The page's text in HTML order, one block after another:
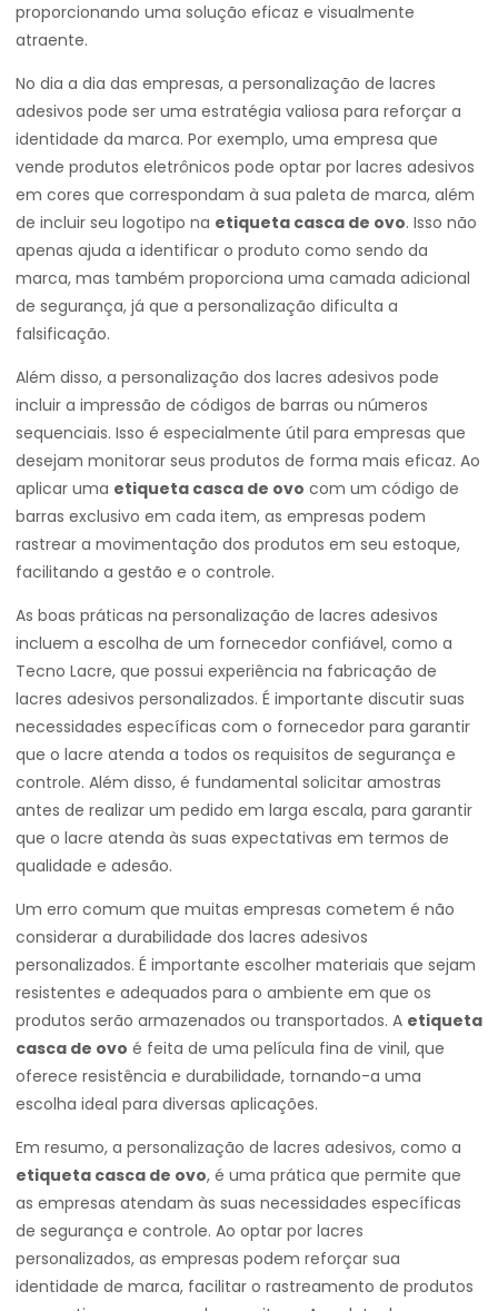
proporcionando uma solução eficaz e visualmente
atraente.
No dia a dia das empresas, a personalização de lacres
adesivos pode ser uma estratégia valiosa para reforçar a
identidade da marca. Por exemplo, uma empresa que
vende produtos eletrônicos pode optar por lacres adesivos
em cores que correspondam à sua paleta de marca, além
de incluir seu logotipo na etiqueta casca de ovo. Isso não
apenas ajuda a identificar o produto como sendo da
marca, mas também proporciona uma camada adicional
de segurança, já que a personalização dificulta a
falsificação.
Além disso, a personalização dos lacres adesivos pode
incluir a impressão de códigos de barras ou números
sequenciais. Isso é especialmente útil para empresas que
desejam monitorar seus produtos de forma mais eficaz. Ao
aplicar uma etiqueta casca de ovo com um código de
barras exclusivo em cada item, as empresas podem
rastrear a movimentação dos produtos em seu estoque,
facilitando a gestão e o controle.
As boas práticas na personalização de lacres adesivos
incluem a escolha de um fornecedor confiável, como a
Tecno Lacre, que possui experiência na fabricação de
lacres adesivos personalizados. É importante discutir suas
necessidades específicas com o fornecedor para garantir
que o lacre atenda a todos os requisitos de segurança e
controle. Além disso, é fundamental solicitar amostras
antes de realizar um pedido em larga escala, para garantir
que o lacre atenda às suas expectativas em termos de
qualidade e adesão.
Um erro comum que muitas empresas cometem é não
considerar a durabilidade dos lacres adesivos
personalizados. É importante escolher materiais que sejam
resistentes e adequados para o ambiente em que os
produtos serão armazenados ou transportados. A etiqueta
casca de ovo é feita de uma película fina de vinil, que
oferece resistência e durabilidade, tornando-a uma
escolha ideal para diversas aplicações.
Em resumo, a personalização de lacres adesivos, como a
etiqueta casca de ovo, é uma prática que permite que
as empresas atendam às suas necessidades específicas
de segurança e controle. Ao optar por lacres
personalizados, as empresas podem reforçar sua
identidade de marca, facilitar o rastreamento de produtos